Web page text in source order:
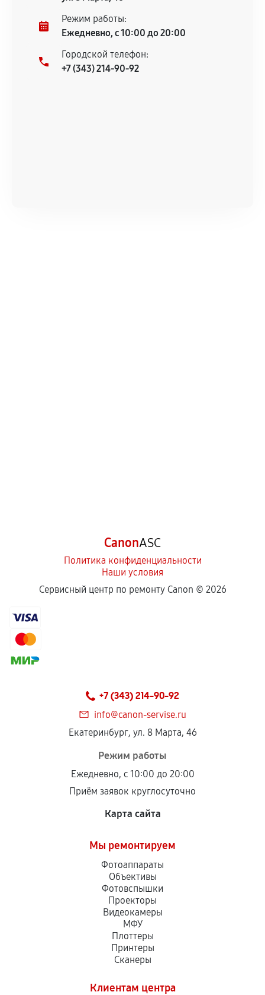
продавца. За качество сторонних деталей
сервисный центр ответственности не несет.
Режим работы:
Ежедневно, с 10:00 до 20:00
Городской телефон:
+7 (343) 214-90-92
CanonASC
Политика конфиденциальности
Наши условия
Сервисный центр по ремонту Canon © 2026
+7 (343) 214-90-92
info@canon-servise.ru
Екатеринбург, ул. 8 Марта, 46
Режим работы
Ежедневно, с 10:00 до 20:00
Приём заявок круглосуточно
Карта сайта
Мы ремонтируем
Фотоаппараты
Объективы
Фотовспышки
Проекторы
Видеокамеры
МФУ
Плоттеры
Принтеры
Сканеры
Клиентам центра